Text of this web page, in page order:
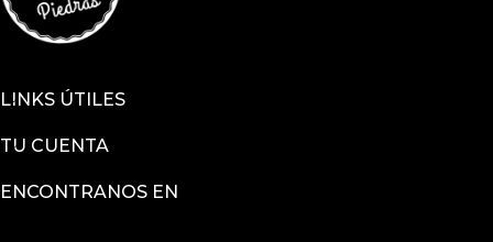
LINKS ÚTILES
TU CUENTA
ENCONTRANOS EN